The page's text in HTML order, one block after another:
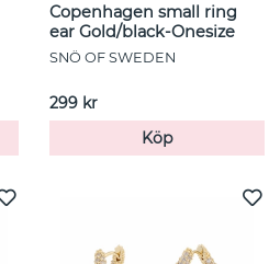
Copenhagen small ring
ear Gold/black-Onesize
SNÖ OF SWEDEN
299 kr
Köp